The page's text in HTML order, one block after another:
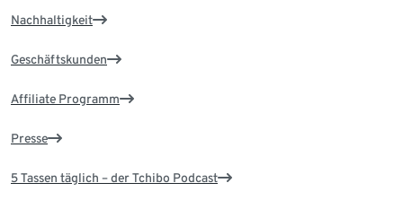
Nachhaltigkeit
Geschäftskunden
Affiliate Programm
Presse
5 Tassen täglich – der Tchibo Podcast